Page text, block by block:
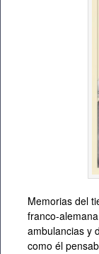
Memorias del
franco-
ambulancias y
como él